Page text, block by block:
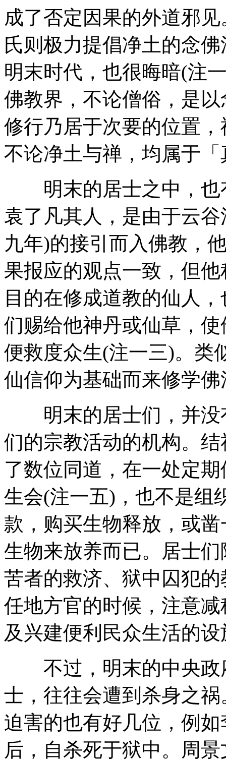
成了否定因果的外道邪
氏则极力提倡净土的念
明末时代，也很晦暗(注
佛教界，不论僧俗，是
修行乃居于次要的位置
不论净土与禅，均属于
明末的居士之中，也
袁了凡其人，是由于云
九年)的接引而入佛教，
果报应的观点一致，但
目的在修成道教的仙人
们赐给他神丹或仙草，
便救度众生(注一三)。类
仙信仰为基础而来修学佛
明末的居士们，并没
们的宗教活动的机构。
了数位同道，在一处定
生会(注一五)，也不是组
款，购买生物释放，或
生物来放养而已。居士
苦者的救济、狱中囚犯
任地方官的时候，注意
及兴建便利民众生活的设
不过，明末的中央政
士，往往会遭到杀身之
迫害的也有好几位，例
后，自杀死于狱中。周